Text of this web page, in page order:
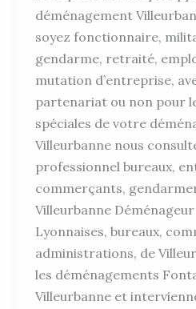
déménagement
soyez fonctionnaire,
gendarme, retraité,
mutation d’entreprise,
partenariat ou non pour
spéciales de votre
Villeurbanne nous
professionnel bureaux,
commerçants,
Villeurbanne
Lyonnaises, bureaux,
administrations, de
les déménagements
Villeurbanne et